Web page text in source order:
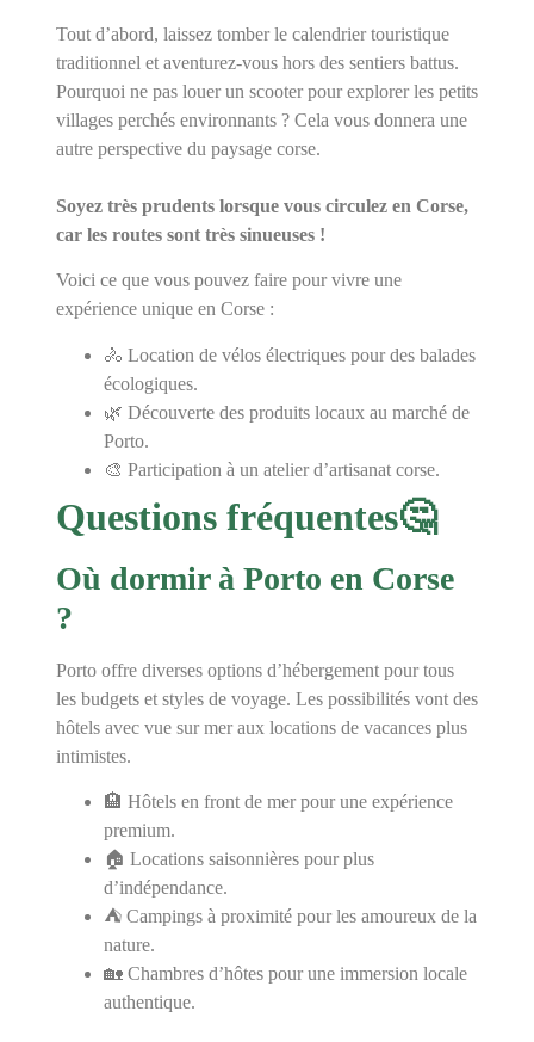
Tout d’abord, laissez tomber le calendrier touristique
traditionnel et aventurez-vous hors des sentiers battus.
Pourquoi ne pas louer un scooter pour explorer les petits
villages perchés environnants ? Cela vous donnera une
autre perspective du paysage corse.
Soyez très prudents lorsque vous circulez en Corse,
car les routes sont très sinueuses !
Voici ce que vous pouvez faire pour vivre une
expérience unique en Corse :
🚴 Location de vélos électriques pour des balades
écologiques.
🌿 Découverte des produits locaux au marché de
Porto.
🎨 Participation à un atelier d’artisanat corse.
Questions fréquentes🤔
Où dormir à Porto en Corse
?
Porto offre diverses options d’hébergement pour tous
les budgets et styles de voyage. Les possibilités vont des
hôtels avec vue sur mer aux locations de vacances plus
intimistes.
🏨 Hôtels en front de mer pour une expérience
premium.
🏠 Locations saisonnières pour plus
d’indépendance.
⛺ Campings à proximité pour les amoureux de la
nature.
🏡 Chambres d’hôtes pour une immersion locale
authentique.